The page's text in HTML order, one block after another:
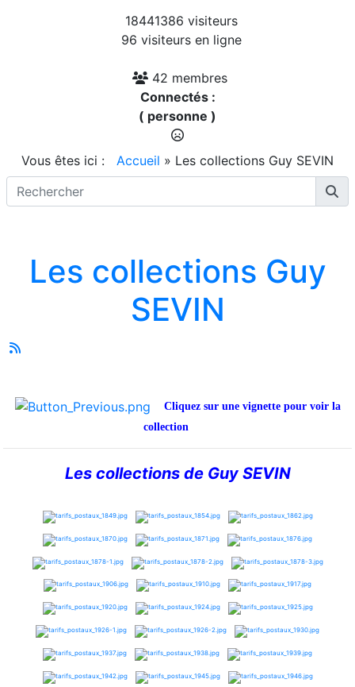
18441386 visiteurs
96 visiteurs en ligne
42 membres
Connectés :
( personne )
Vous êtes ici : Accueil » Les collections Guy SEVIN
Les collections Guy
SEVIN
Cliquez sur une vignette pour voir la
collection
Les collections de Guy SEVIN